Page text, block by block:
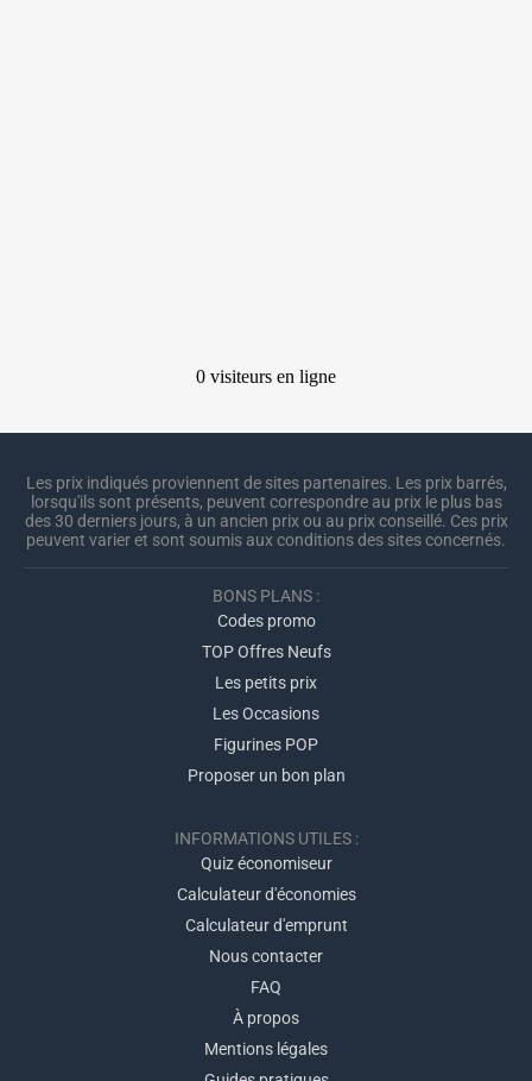
Les prix indiqués proviennent de sites partenaires. Les prix barrés,
lorsqu'ils sont présents, peuvent correspondre au prix le plus bas
des 30 derniers jours, à un ancien prix ou au prix conseillé. Ces prix
peuvent varier et sont soumis aux conditions des sites concernés.
BONS PLANS :
Codes promo
TOP Offres Neufs
Les petits prix
Les Occasions
Figurines POP
Proposer un bon plan
INFORMATIONS UTILES :
Quiz économiseur
Calculateur d'économies
Calculateur d'emprunt
Nous contacter
FAQ
À propos
Mentions légales